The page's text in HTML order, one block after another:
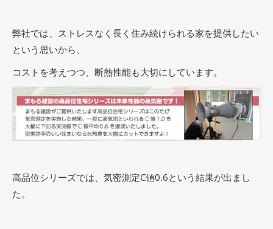
弊社では、ストレスなく長く住み続けられる家を提供したい
という思いから、
コストを考えつつ、断熱性能も大切にしています。
高品位シリーズでは、気密測定C値0.6という結果が出まし
た。